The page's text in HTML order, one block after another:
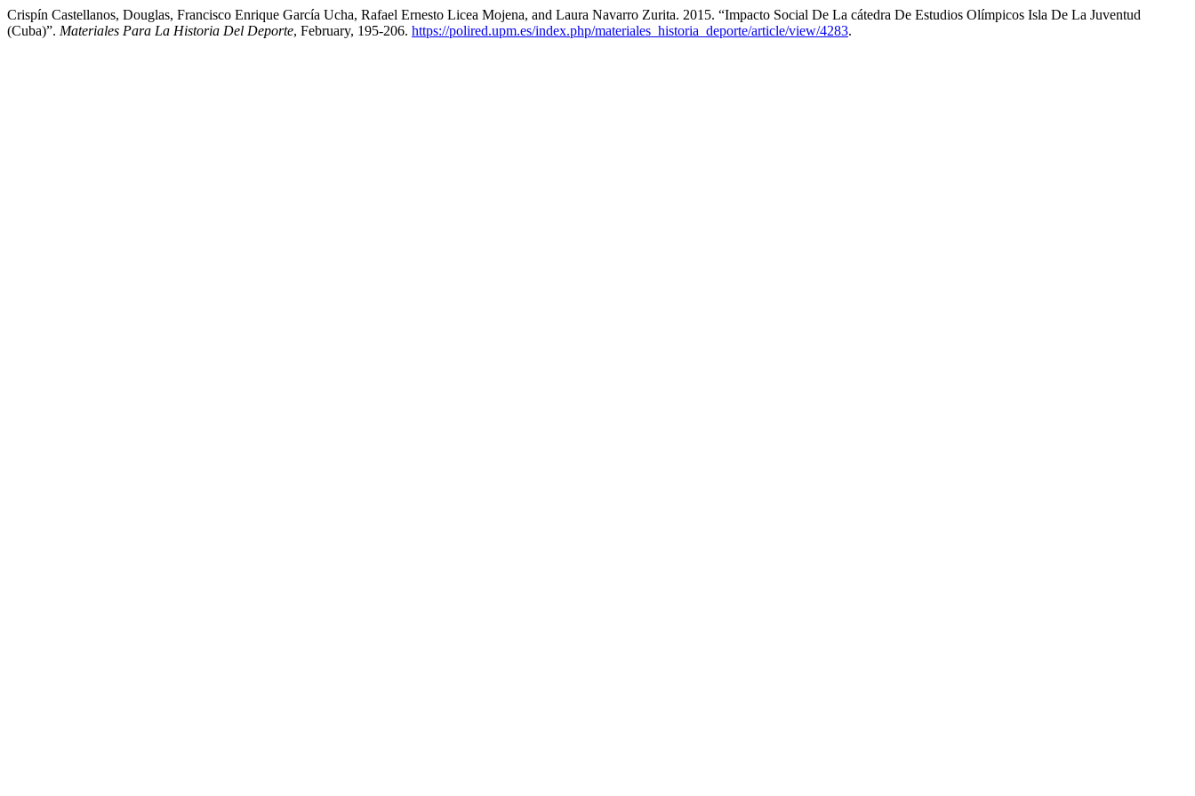
Crispín Castellanos, Douglas, Francisco Enrique García Ucha, Rafael Ernesto Licea Mojena, and Laura Navarro Zurita. 2015. “Impacto Social De La cátedra De Estudios Olímpicos Isla De La Juventud
(Cuba)”. Materiales Para La Historia Del Deporte, February, 195-206. https://polired.upm.es/index.php/materiales_historia_deporte/article/view/4283.